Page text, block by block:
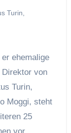
Turin
er ehemalige
Direktor von
Turin,
Moggi, steht
25